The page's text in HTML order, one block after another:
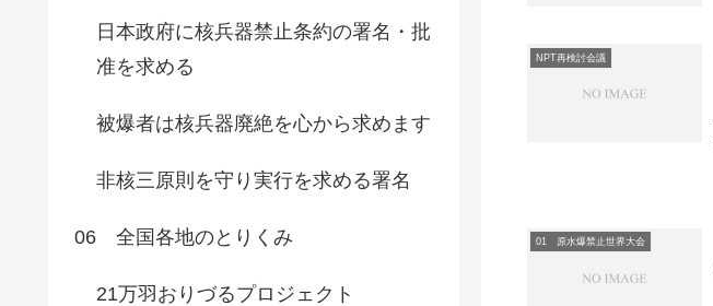
NPT再検討会議
01 原水爆禁止世界大会
日本政府に核兵器禁止条約の署名・批
准を求める
被爆者は核兵器廃絶を心から求めます
非核三原則を守り実行を求める署名
06 全国各地のとりくみ
21万羽おりづるプロジェクト